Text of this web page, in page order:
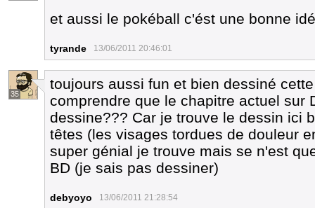
et aussi le pokéball c'ést une bonne
tyrande 13/06/2011 20:46:01
35
toujours aussi fun et bien dessiné
comprendre que le chapitre actuel sur
dessine??? Car je trouve le dessin ici
têtes (les visages tordues de douleur
super génial je trouve mais se n'est
BD (je sais pas dessiner)
debyoyo 13/06/2011 21:28:54